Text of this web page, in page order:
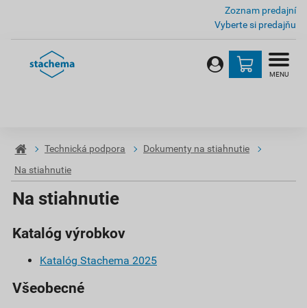
Zoznam predajní
Vyberte si predajňu
MENU
Technická podpora
Dokumenty na stiahnutie
Na stiahnutie
Na stiahnutie
Katalóg výrobkov
Katalóg Stachema 2025
Všeobecné